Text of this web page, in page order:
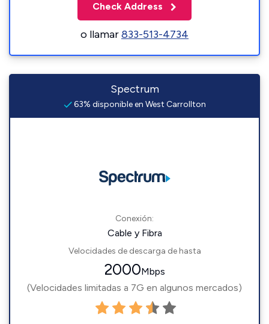
Check Address
o llamar833-513-4734
Spectrum
63% disponible en West Carrollton
Conexión:
Cable y Fibra
Velocidades de descarga de hasta
2000Mbps
(Velocidades limitadas a 7G en algunos mercados)